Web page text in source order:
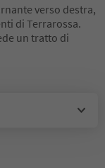
verso destra,
di Terrarossa.
un tratto di